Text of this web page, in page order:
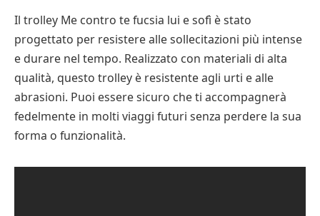
Il trolley Me contro te fucsia lui e sofì è stato
progettato per resistere alle sollecitazioni più intense
e durare nel tempo. Realizzato con materiali di alta
qualità, questo trolley è resistente agli urti e alle
abrasioni. Puoi essere sicuro che ti accompagnerà
fedelmente in molti viaggi futuri senza perdere la sua
forma o funzionalità.